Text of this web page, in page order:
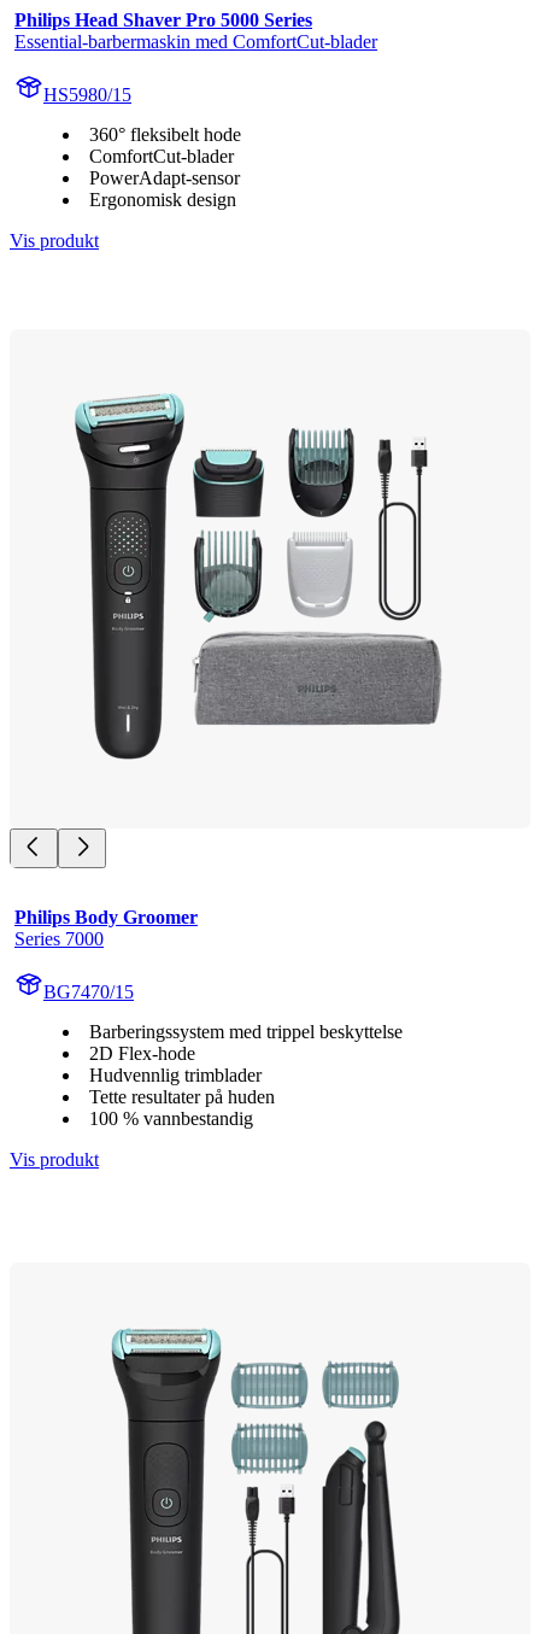
Philips Head Shaver Pro 5000 Series
Essential-barbermaskin med ComfortCut-blader
HS5980/15
360° fleksibelt hode
ComfortCut-blader
PowerAdapt-sensor
Ergonomisk design
Vis produkt
Philips Body Groomer
Series 7000
BG7470/15
Barberingssystem med trippel beskyttelse
2D Flex-hode
Hudvennlig trimblader
Tette resultater på huden
100 % vannbestandig
Vis produkt